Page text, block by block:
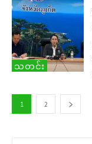
သတင်း
1 2